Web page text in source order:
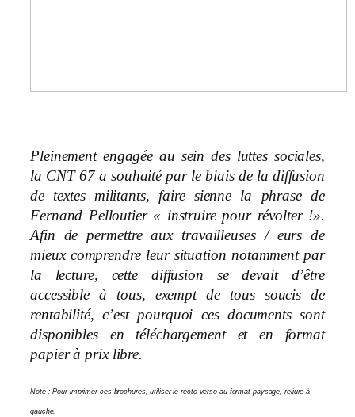
Pleinement engagée au sein des luttes sociales,
la CNT 67 a souhaité par le biais de la diffusion
de textes militants, faire sienne la phrase de
Fernand Pelloutier « instruire pour révolter !».
Afin de permettre aux travailleuses / eurs de
mieux comprendre leur situation notamment par
la lecture, cette diffusion se devait d’être
accessible à tous, exempt de tous soucis de
rentabilité, c’est pourquoi ces documents sont
disponibles en téléchargement et en format
papier à prix libre.
Note : Pour imprimer ces brochures, utiliser le recto verso au format paysage, reliure à
gauche.